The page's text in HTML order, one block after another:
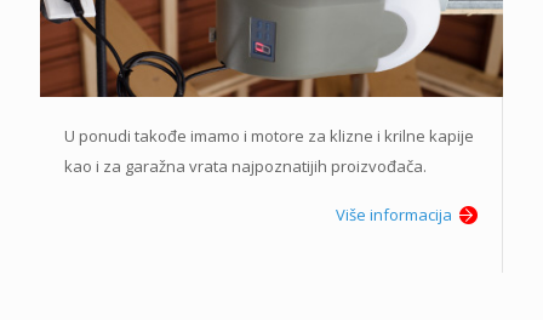
U ponudi takođe imamo i motore za klizne i krilne kapije
kao i za garažna vrata najpoznatijih proizvođača.
Više informacija